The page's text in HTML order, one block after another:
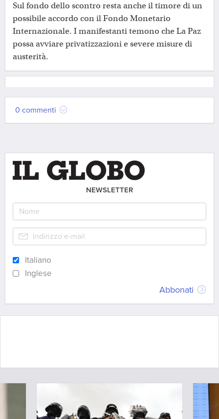
Sul fondo dello scontro resta anche il timore di un
possibile accordo con il Fondo Monetario
Internazionale. I manifestanti temono che La Paz
possa avviare privatizzazioni e severe misure di
austerità.
0 commenti
NEWSLETTER
Italiano
Inglese
Abbonati